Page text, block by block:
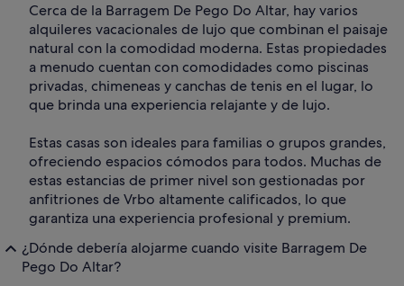
Cerca de la Barragem De Pego Do Altar, hay varios
alquileres vacacionales de lujo que combinan el paisaje
natural con la comodidad moderna. Estas propiedades
a menudo cuentan con comodidades como piscinas
privadas, chimeneas y canchas de tenis en el lugar, lo
que brinda una experiencia relajante y de lujo.
Estas casas son ideales para familias o grupos grandes,
ofreciendo espacios cómodos para todos. Muchas de
estas estancias de primer nivel son gestionadas por
anfitriones de Vrbo altamente calificados, lo que
garantiza una experiencia profesional y premium.
¿Dónde debería alojarme cuando visite Barragem De
Pego Do Altar?